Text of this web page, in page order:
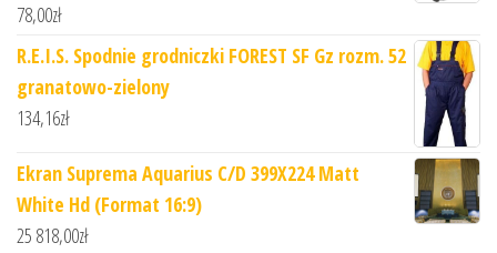
78,00zł
R.E.I.S. Spodnie grodniczki FOREST SF Gz rozm. 52
granatowo-zielony
134,16zł
Ekran Suprema Aquarius C/D 399X224 Matt
White Hd (Format 16:9)
25 818,00zł